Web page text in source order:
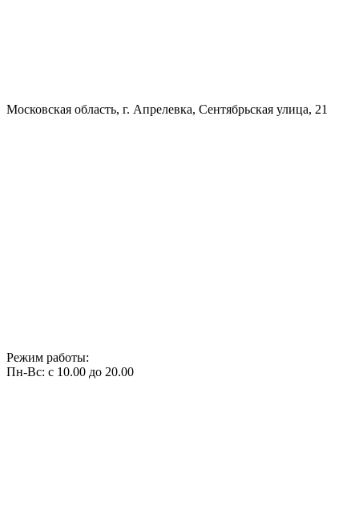
Московская область, г. Апрелевка, Сентябрьская улица, 21
Режим работы:
Пн-Вс: с 10.00 до 20.00